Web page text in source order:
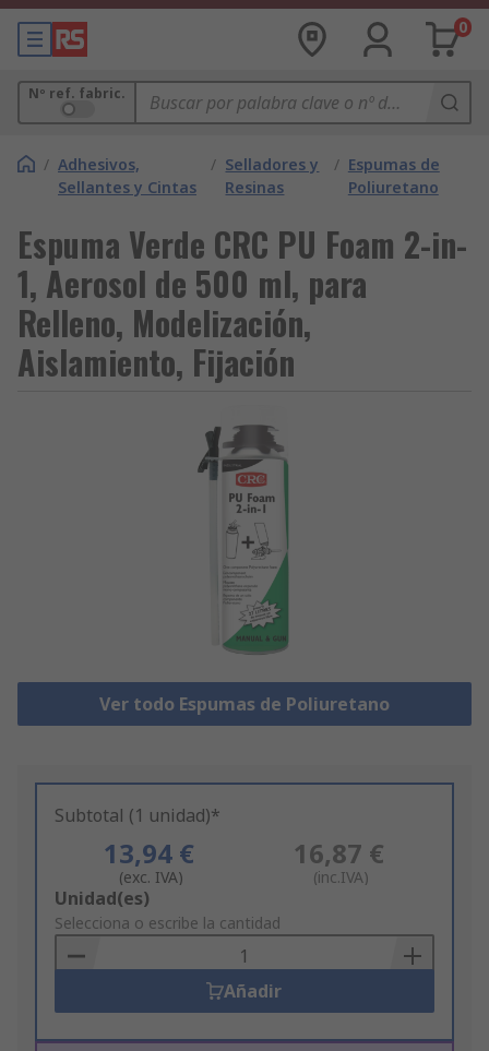
0
Nº ref. fabric.
/ Adhesivos,
Sellantes y Cintas
/ Selladores y
Resinas
/ Espumas de
Poliuretano
Espuma Verde CRC PU Foam 2-in-
1, Aerosol de 500 ml, para
Relleno, Modelización,
Aislamiento, Fijación
Ver todo Espumas de Poliuretano
Subtotal (1 unidad)*
13,94 €
(exc. IVA)
16,87 €
(inc.IVA)
Add
to
Basket
Unidad(es)
Selecciona o escribe la cantidad
Añadir